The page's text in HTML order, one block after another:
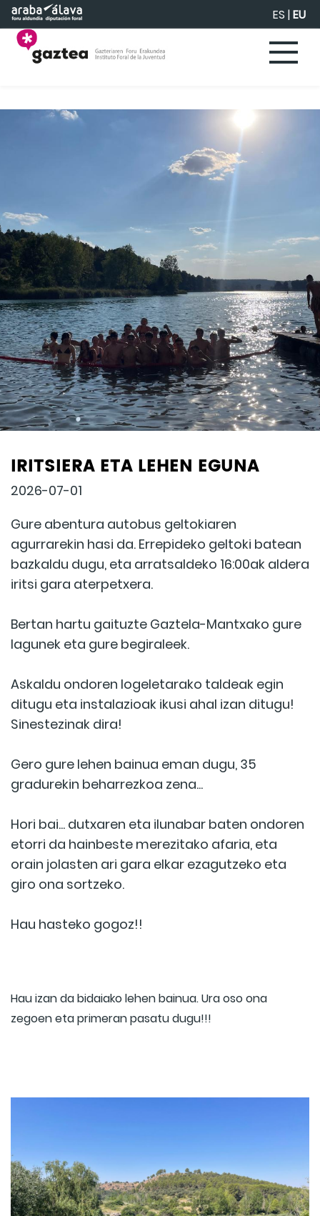
Eduki nagusira joan ES |EU
IRITSIERA ETA LEHEN EGUNA
2026-07-01
Gure abentura autobus geltokiaren
agurrarekin hasi da. Errepideko geltoki batean
bazkaldu dugu, eta arratsaldeko 16:00ak aldera
iritsi gara aterpetxera.
Bertan hartu gaituzte Gaztela-Mantxako gure
lagunek eta gure begiraleek.
Askaldu ondoren logeletarako taldeak egin
ditugu eta instalazioak ikusi ahal izan ditugu!
Sinestezinak dira!
Gero gure lehen bainua eman dugu, 35
gradurekin beharrezkoa zena...
Hori bai... dutxaren eta ilunabar baten ondoren
etorri da hainbeste merezitako afaria, eta
orain jolasten ari gara elkar ezagutzeko eta
giro ona sortzeko.
Hau hasteko gogoz!!
Hau izan da bidaiako lehen bainua. Ura oso ona
zegoen eta primeran pasatu dugu!!!